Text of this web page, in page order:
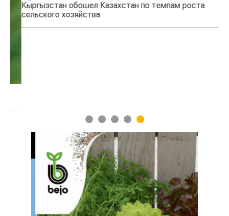
Кыргызстан обошел Казахстан по темпам роста
сельского хозяйства
1 2 3 4 5